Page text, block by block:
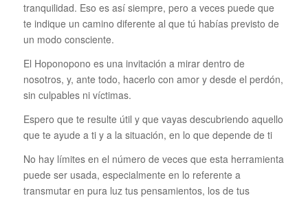
tranquilidad. Eso es así siempre, pero a veces puede que
te indique un camino diferente al que tú habías previsto de
un modo consciente.
El Hoponopono es una invitación a mirar dentro de
nosotros, y, ante todo, hacerlo con amor y desde el perdón,
sin culpables ni víctimas.
Espero que te resulte útil y que vayas descubriendo aquello
que te ayude a ti y a la situación, en lo que depende de ti
No hay límites en el número de veces que esta herramienta
puede ser usada, especialmente en lo referente a
transmutar en pura luz tus pensamientos, los de tus